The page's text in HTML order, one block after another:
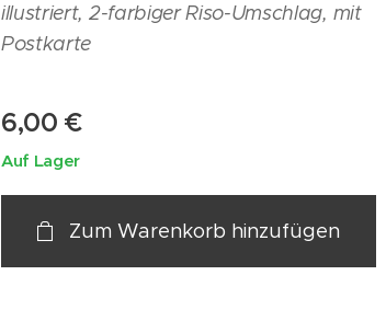
illustriert, 2-farbiger Riso-Umschlag, mit
Postkarte
6,00 €
Auf Lager
Zum Warenkorb hinzufügen